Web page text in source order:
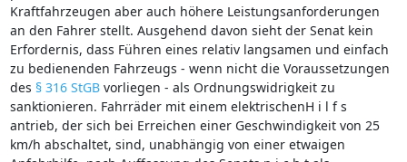
Kraftfahrzeugen aber auch höhere Leistungsanforderungen
an den Fahrer stellt. Ausgehend davon sieht der Senat kein
Erfordernis, dass Führen eines relativ langsamen und einfach
zu bedienenden Fahrzeugs - wenn nicht die Voraussetzungen
des § 316 StGBvorliegen - als Ordnungswidrigkeit zu
sanktionieren. Fahrräder mit einem elektrischenH i l f s
antrieb, der sich bei Erreichen einer Geschwindigkeit von 25
km/h abschaltet, sind, unabhängig von einer etwaigen